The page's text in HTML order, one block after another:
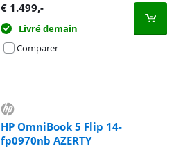
€ 1.499,-
Livré demain
Comparer
HP OmniBook 5 Flip 14-
fp0970nb AZERTY